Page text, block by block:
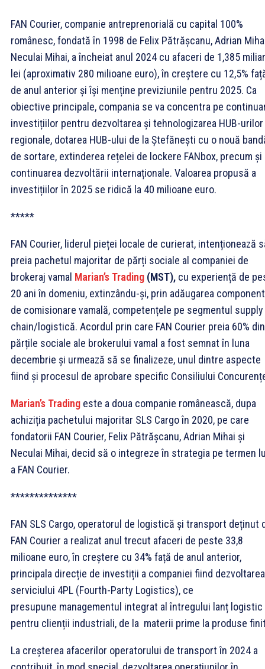
FAN Courier, companie antreprenorială cu capital 100%
românesc, fondată în 1998 de Felix Pătrășcanu, Adrian
Neculai Mihai, a încheiat anul 2024 cu afaceri de 1,385
lei (aproximativ 280 milioane euro), în creștere cu 12,5%
de anul anterior și își menține previziunile pentru 2025. Ca
obiective principale, compania se va concentra pe
investițiilor pentru dezvoltarea și tehnologizarea HUB-urilor
regionale, dotarea HUB-ului de la Ștefănești cu o nouă
de sortare, extinderea rețelei de lockere FANbox, precum și
continuarea dezvoltării internaționale. Valoarea propusă a
investițiilor în 2025 se ridică la 40 milioane euro.
*****
FAN Courier, liderul pieței locale de curierat, intenționează
preia pachetul majoritar de părți sociale al companiei de
brokeraj vamal Marian’s Trading (MST), cu experiență de
20 ani în domeniu, extinzându-și, prin adăugarea
de comisionare vamală, competențele pe segmentul supply
chain/logistică. Acordul prin care FAN Courier preia 60% din
părțile sociale ale brokerului vamal a fost semnat în luna
decembrie și urmează să se finalizeze, unul dintre aspecte
fiind și procesul de aprobare specific Consiliului
Marian’s Trading este a doua companie românească, dupa
achiziția pachetului majoritar SLS Cargo în 2020, pe care
fondatorii FAN Courier, Felix Pătrășcanu, Adrian Mihai și
Neculai Mihai, decid să o integreze în strategia pe termen
a FAN Courier.
**************
FAN SLS Cargo, operatorul de logistică și transport deținut
FAN Courier a realizat anul trecut afaceri de peste 33,8
milioane euro, în creștere cu 34% față de anul anterior,
principala direcție de investiții a companiei fiind dezvoltarea
serviciului 4PL (Fourth-Party Logistics), ce
presupune managementul integrat al întregului lanț logistic
pentru clienții industriali, de la materii prime la produse
La creșterea afacerilor operatorului de transport în 2024 a